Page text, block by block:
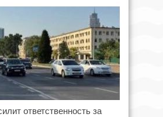
ответственность за